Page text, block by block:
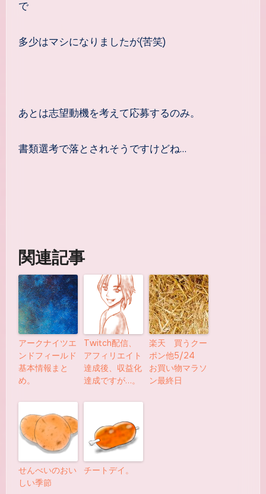
で
多少はマシになりましたが(苦笑)
あとは志望動機を考えて応募するのみ。
書類選考で落とされそうですけどね…
関連記事
アークナイツエ
ンドフィールド
基本情報まと
め。
Twitch配信、
アフィリエイト
達成後、収益化
達成ですが…。
楽天 買うクー
ポン他5/24
お買い物マラソ
ン最終日
せんべいのおい
しい季節
チートデイ。